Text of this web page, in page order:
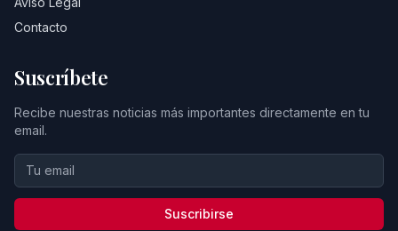
Contacto
Suscríbete
Recibe nuestras noticias más importantes directamente en tu
email.
Suscribirse